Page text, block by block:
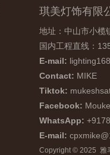
琪美灯饰有限
地址：中山市小榄
国内工程直线：
E-mail:
Contact: MIKE
Tiktok:
Facebook:
WhatsApp:
E-mail:
Copyright © 2025 雅